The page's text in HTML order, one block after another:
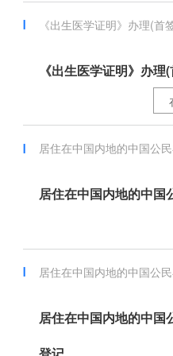
《出生医学证明》办理(首
《出生医学证明》办理
居住在中国内地的中国公
居住在中国内地的中国
居住在中国内地的中国公
居住在中国内地的中国